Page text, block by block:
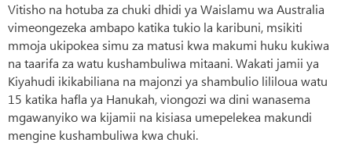
Vitisho na hotuba za chuki dhidi ya Waislamu wa Australia
vimeongezeka ambapo katika tukio la karibuni, msikiti
mmoja ukipokea simu za matusi kwa makumi huku kukiwa
na taarifa za watu kushambuliwa mitaani. Wakati jamii ya
Kiyahudi ikikabiliana na majonzi ya shambulio lililoua watu
15 katika hafla ya Hanukah, viongozi wa dini wanasema
mgawanyiko wa kijamii na kisiasa umepelekea makundi
mengine kushambuliwa kwa chuki.